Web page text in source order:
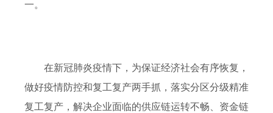
一。
在新冠肺炎疫情下，为保证经济社会有序恢复，
做好疫情防控和复工复产两手抓，落实分区分级精准
复工复产，解决企业面临的供应链运转不畅、资金链